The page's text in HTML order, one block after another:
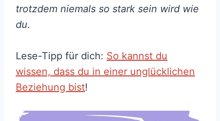
trotzdem niemals so stark sein wird wie
du.
Lese-Tipp für dich: So kannst du
wissen, dass du in einer unglücklichen
Beziehung bist!